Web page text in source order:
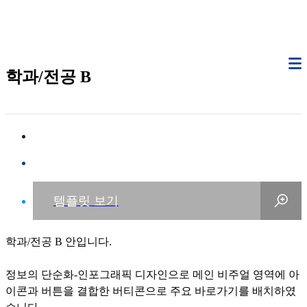
학과/전공 B
학과/전공 B 안입니다.
정보의 단순화-인포그래픽 디자인으로 메인 비주얼 영역에 아
이콘과 버튼을 결합한 버티콘으로 주요 바로가기를 배치하였